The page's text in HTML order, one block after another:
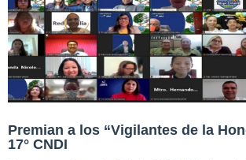
Premian a los “Vigilantes de la
17° CNDI